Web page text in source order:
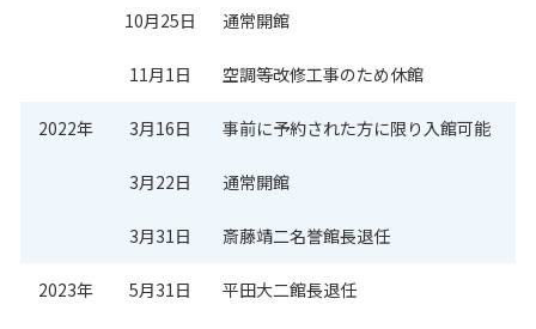
10月25日 通常開館
11月1日 空調等改修工事のため休館
2022年 3月16日 事前に予約された方に限り入館可能
3月22日 通常開館
3月31日 斎藤靖二名誉館長退任
2023年 5月31日 平田大二館長退任